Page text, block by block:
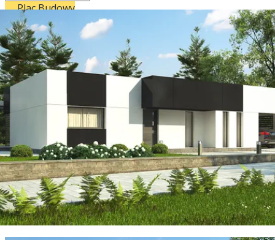
Plac Budowy